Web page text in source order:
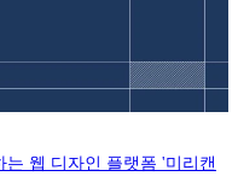
웹 디자인 플랫폼 '미리캔